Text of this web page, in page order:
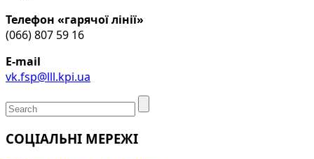
Телефон «гарячої лінії»
(066) 807 59 16
E-mail
vk.fsp@lll.kpi.ua
СОЦІАЛЬНІ МЕРЕЖІ